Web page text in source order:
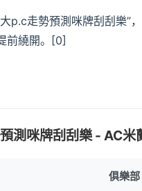
p.c走勢預測咪牌刮刮樂”
前繞開。[0]
測咪牌刮刮樂 - AC米
俱樂部